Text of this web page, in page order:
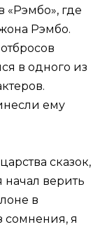
где
Рэмбо.
в одного из
ему
сказок,
верить
в
сомнения, я